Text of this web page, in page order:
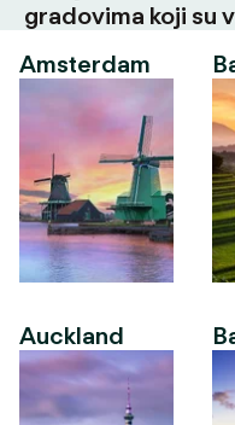
gradovima koji su
Amsterdam
Auckland